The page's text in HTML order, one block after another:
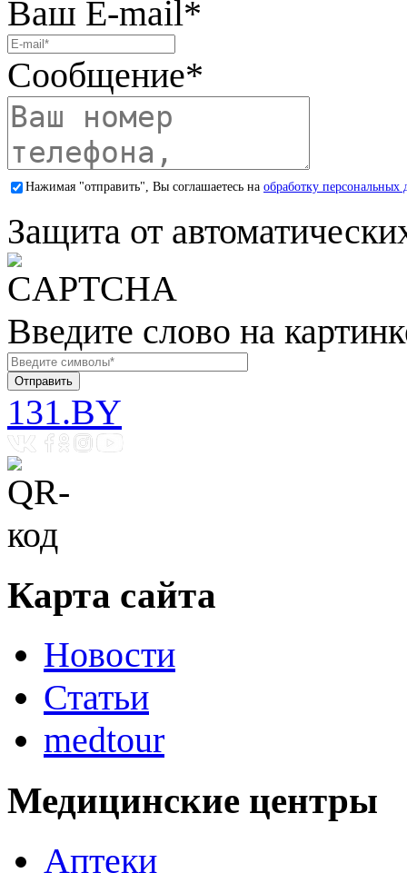
Ваш E-mail*
Сообщение*
Нажимая "отправить", Вы соглашаетесь на обработку персональных
Защита от
Введите слово на
131.BY
Карта сайта
Новости
Статьи
medtour
Медицинские центры
Аптеки